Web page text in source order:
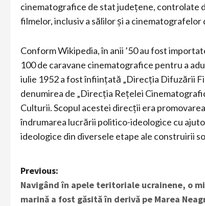
cinematografice de stat județene, controlate
filmelor, inclusiv a sălilor și a
Conform Wikipedia, în anii ’50 au fost
100 de caravane cinematografice pentru a
iulie 1952 a fost înființată „Direcția Difuzării
denumirea de „Direcția Rețelei
Culturii. Scopul acestei direcții era
îndrumarea lucrării politico-ideologice cu
ideologice din diversele etape ale construirii
P
o
Previous:
Navigând în apele teritoriale ucrainene, o
marină a fost găsită în derivă pe Marea